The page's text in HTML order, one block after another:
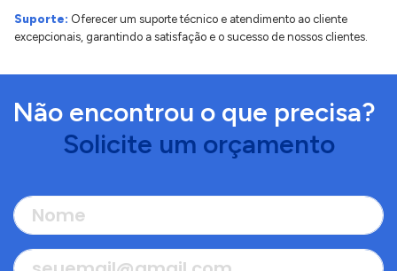
Suporte: Oferecer um suporte técnico e atendimento ao cliente
excepcionais, garantindo a satisfação e o sucesso de nossos clientes.
Não encontrou o que precisa?
Solicite um orçamento